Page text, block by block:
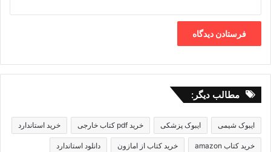
مطالب دیگر:
ایبوک شیمی ایبوک پزشکی خرید pdf کتاب خارجی خرید استاندارد
خرید کتاب amazon خرید کتاب از امازون دانلود استاندارد